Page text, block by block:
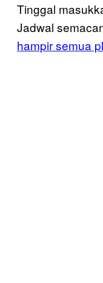
Tinggal
Jadwal
hampir semua